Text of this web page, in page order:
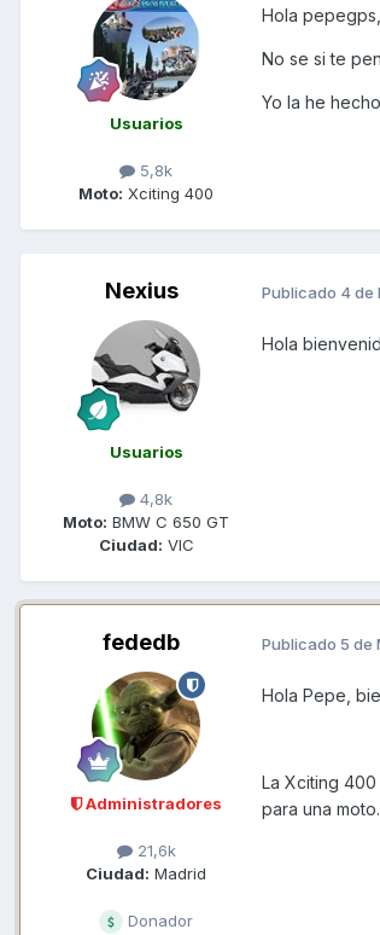
Usuarios
5,8k
Moto: Xciting 400
Hola
No se si te
Yo la he
Nexius
Usuarios
4,8k
Moto: BMW C 650 GT
Ciudad: VIC
Publicado 4 de
Hola
fededb
Administradores
21,6k
Ciudad: Madrid
Donador
Publicado 5 de
Hola Pepe,
La Xciting
para una